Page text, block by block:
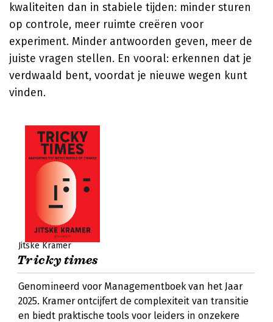
kwaliteiten dan in stabiele tijden: minder sturen
op controle, meer ruimte creëren voor
experiment. Minder antwoorden geven, meer de
juiste vragen stellen. En vooral: erkennen dat je
verdwaald bent, voordat je nieuwe wegen kunt
vinden.
Jitske Kramer
Tricky times
Genomineerd voor Managementboek van het Jaar
2025. Kramer ontcijfert de complexiteit van transitie
en biedt praktische tools voor leiders in onzekere